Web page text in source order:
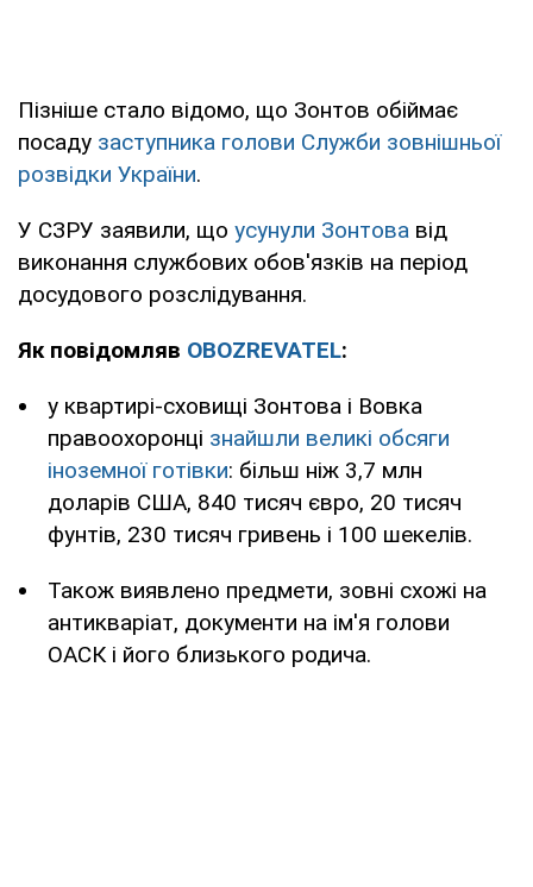
Пізніше стало відомо, що Зонтов обіймає
посаду заступника голови Служби зовнішньої
розвідки України.
У СЗРУ заявили, що усунули Зонтова від
виконання службових обов'язків на період
досудового розслідування.
Як повідомляв OBOZREVATEL:
у квартирі-сховищі Зонтова і Вовка
правоохоронці знайшли великі обсяги
іноземної готівки: більш ніж 3,7 млн
доларів США, 840 тисяч євро, 20 тисяч
фунтів, 230 тисяч гривень і 100 шекелів.
Також виявлено предмети, зовні схожі на
антикваріат, документи на ім'я голови
ОАСК і його близького родича.